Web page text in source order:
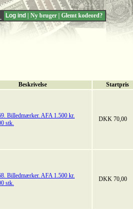
Ny bruger Glemt kodeord?
Beskrivelse Startpris
Billedmærker. AFA 1.500 kr.
stk.
DKK 70,00
Billedmærker. AFA 1.500 kr.
stk.
DKK 70,00